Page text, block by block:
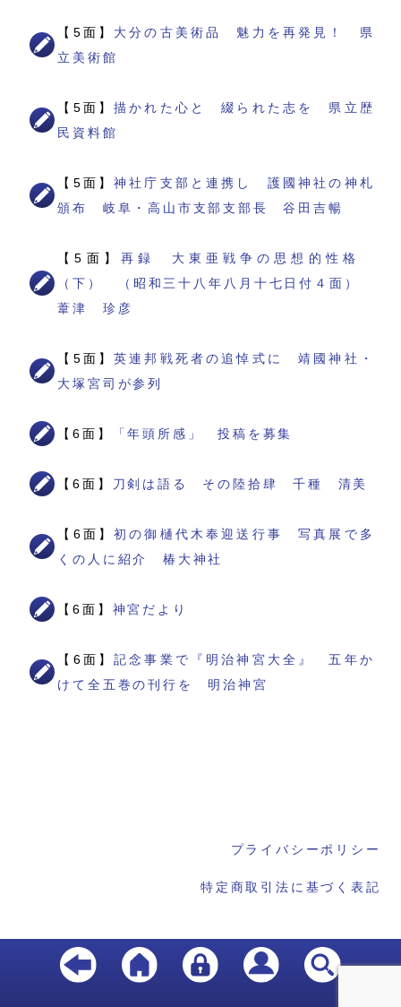
【5面】 大分の古美術品 魅力を再発見！ 県
立美術館
【5面】描かれた心と 綴られた志を 県立歴
民資料館
【5面】神社庁支部と連携し 護國神社の神札
頒布 岐阜・高山市支部支部長 谷田吉暢
【5面】 再録 大東亜戦争の思想的性格
（下） （昭和三十八年八月十七日付４面）
葦津 珍彦
【5面】英連邦戦死者の追悼式に 靖國神社・
大塚宮司が参列
【6面】 「年頭所感」 投稿を募集
【6面】 刀剣は語る その陸拾肆 千種 清美
【6面】初の御樋代木奉迎送行事 写真展で多
くの人に紹介 椿大神社
【6面】 神宮だより
【6面】記念事業で『明治神宮大全』 五年か
けて全五巻の刊行を 明治神宮
プライバシーポリシー
特定商取引法に基づく表記